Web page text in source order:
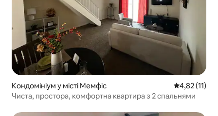
Кондомініум у місті Мемфіс Середня
4,82 (11)
Чиста, простора, комфортна квартира з 2 спальнями